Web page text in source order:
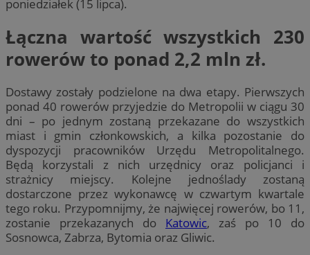
poniedziałek (15 lipca).
Łączna wartość wszystkich 230
rowerów to ponad 2,2 mln zł.
Dostawy zostały podzielone na dwa etapy. Pierwszych
ponad 40 rowerów przyjedzie do Metropolii w ciągu 30
dni – po jednym zostaną przekazane do wszystkich
miast i gmin członkowskich, a kilka pozostanie do
dyspozycji pracowników Urzędu Metropolitalnego.
Będą korzystali z nich urzędnicy oraz policjanci i
strażnicy miejscy. Kolejne jednoślady zostaną
dostarczone przez wykonawcę w czwartym kwartale
tego roku. Przypomnijmy, że najwięcej rowerów, bo 11,
zostanie przekazanych do Katowic, zaś po 10 do
Sosnowca, Zabrza, Bytomia oraz Gliwic.